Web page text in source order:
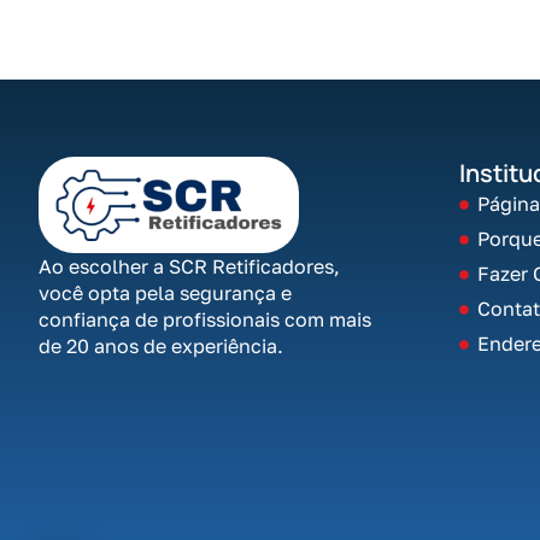
Ao escolher a SCR Retificadores,
você opta pela segurança e
confiança de profissionais com mais
de 20 anos de experiência.
Fazer